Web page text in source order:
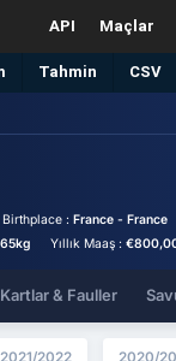
Maçlar
API
Tahmin CSV
Birthplace :France - France
65kg Yıllık Maaş :
Kartlar & Fauller
2021/2022 2020/